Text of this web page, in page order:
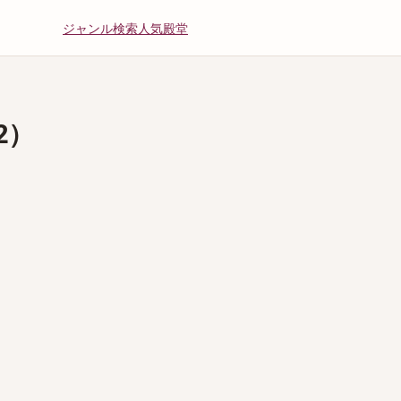
ジャンル検索人気殿堂